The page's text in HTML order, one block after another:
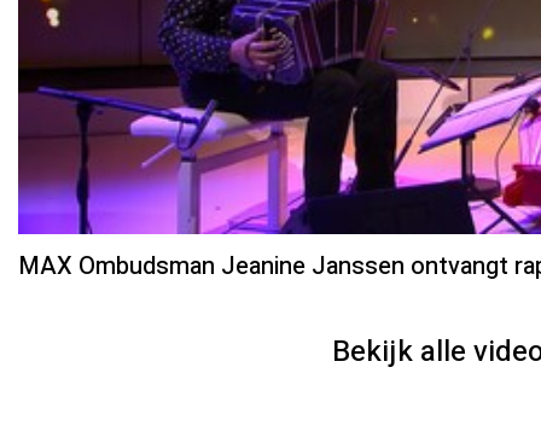
MAX Ombudsman Jeanine Janssen ontvangt
Bekijk alle